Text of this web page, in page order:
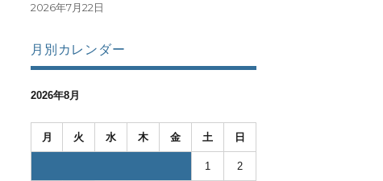
2026年7月22日
月別カレンダー
2026年8月
月 火 水 木 金 土 日
1 2